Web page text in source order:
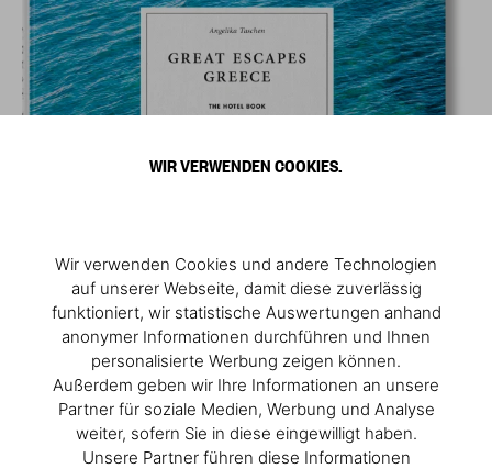
WIR VERWENDEN COOKIES.
Wir verwenden Cookies und andere Technologien
auf unserer Webseite, damit diese zuverlässig
funktioniert, wir statistische Auswertungen anhand
anonymer Informationen durchführen und Ihnen
personalisierte Werbung zeigen können.
Außerdem geben wir Ihre Informationen an unsere
Partner für soziale Medien, Werbung und Analyse
weiter, sofern Sie in diese eingewilligt haben.
Unsere Partner führen diese Informationen